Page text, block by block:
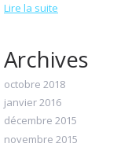
Lire la suite
Archives
octobre 2018
janvier 2016
décembre 2015
novembre 2015